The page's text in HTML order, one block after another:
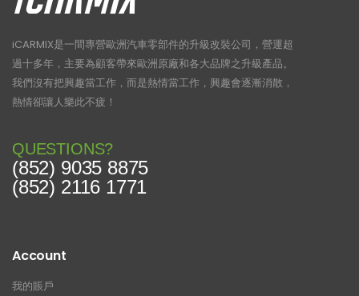
iCARMIX是一間專營歐洲汽車零部件的升級改裝公司，營運超
過十多年，主要為顧客帶來歐洲原廠和各大品牌之升級產品。
我們沒有把興趣當工作，而是熱情當工作，興趣會逐漸消散，
熱情卻讓人樂此不疲！
QUESTIONS?
(852) 9035 8875
(852) 2116 1771
Account
我的賬戶